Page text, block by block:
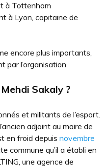
à Tottenham
à Lyon, capitaine de
encore plus importants,
par l’organisation.
Sakaly ?
et militants de l’esport.
adjoint au maire de
en froid depuis novembre
commune qu’il a établi en
une agence de